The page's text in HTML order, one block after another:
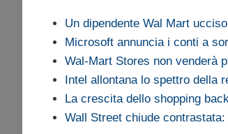
Un dipendente Wal Mart
Microsoft annuncia i conti a
Wal-Mart Stores non venderà
Intel allontana lo spettro della
La crescita dello shopping
Wall Street chiude